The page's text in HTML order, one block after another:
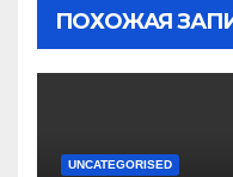
ПОХОЖАЯ
UNCATEGORISED